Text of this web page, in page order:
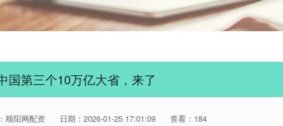
国第三个10万亿大省，来了
顺阳网配资 日期：2026-01-25 17:01:09 查看：184